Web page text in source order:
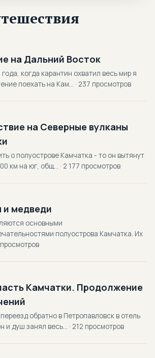
на Дальний Восток
когда карантин охватил весь мир я
поехать на Кам... · 237 просмотров
на Северные вулканы
о полуострове Камчатка - то он вытянут
км на юг, общ... · 2 177 просмотров
и медведи
основными
полуострова Камчатка. Их
просмотров
Камчатки. Продолжение
обратно в Петропавловск в отель
и душ занял весь... · 212 просмотров